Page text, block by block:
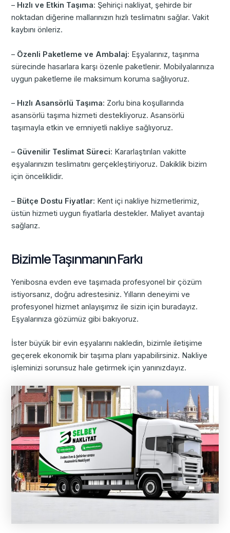
– Hızlı ve Etkin Taşıma: Şehiriçi nakliyat, şehirde bir
noktadan diğerine mallarınızın hızlı teslimatını sağlar. Vakit
kaybını önleriz.
– Özenli Paketleme ve Ambalaj: Eşyalarınız, taşınma
sürecinde hasarlara karşı özenle paketlenir. Mobilyalarınıza
uygun paketleme ile maksimum koruma sağlıyoruz.
– Hızlı Asansörlü Taşıma: Zorlu bina koşullarında
asansörlü taşıma hizmeti destekliyoruz. Asansörlü
taşımayla etkin ve emniyetli nakliye sağlıyoruz.
– Güvenilir Teslimat Süreci: Kararlaştırılan vakitte
eşyalarınızın teslimatını gerçekleştiriyoruz. Dakiklik bizim
için önceliklidir.
– Bütçe Dostu Fiyatlar: Kent içi nakliye hizmetlerimiz,
üstün hizmeti uygun fiyatlarla destekler. Maliyet avantajı
sağlarız.
Bizimle Taşınmanın Farkı
Yenibosna evden eve taşımada profesyonel bir çözüm
istiyorsanız, doğru adrestesiniz. Yılların deneyimi ve
profesyonel hizmet anlayışımız ile sizin için buradayız.
Eşyalarınıza gözümüz gibi bakıyoruz.
İster büyük bir evin eşyalarını nakledin, bizimle iletişime
geçerek ekonomik bir taşıma planı yapabilirsiniz. Nakliye
işleminizi sorunsuz hale getirmek için yanınızdayız.